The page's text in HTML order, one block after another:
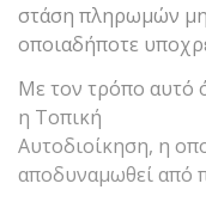
στάση πληρωμών
οποιαδήποτε
Με τον τρόπο αυτό
η Τοπική
Αυτοδιοίκηση, η
αποδυναμωθεί από